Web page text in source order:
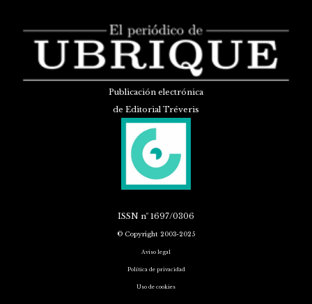
Publicación electrónica
de Editorial Tréveris
ISSN nº 1697/0306
© Copyright 2003-2025
Aviso legal
Política de privacidad
Uso de cookies